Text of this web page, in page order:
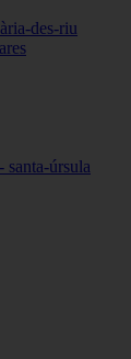
des-riu
santa-úrsula